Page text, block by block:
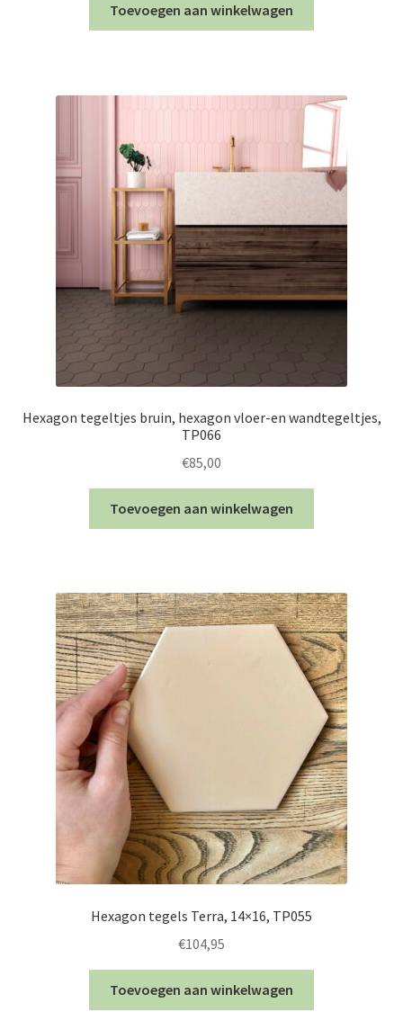
Toevoegen aan winkelwagen
Hexagon tegeltjes bruin, hexagon vloer-en wandtegeltjes,
TP066
€85,00
Toevoegen aan winkelwagen
Hexagon tegels Terra, 14×16, TP055
€104,95
Toevoegen aan winkelwagen